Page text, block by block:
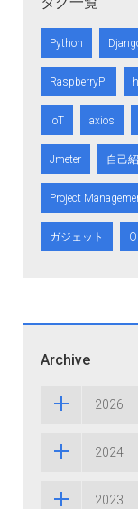
Python
RaspberryPi
IoT axios
Jmeter 自己
Project
ガジェット
Archive
2026
2024
2023